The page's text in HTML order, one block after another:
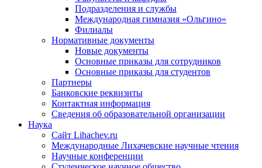
Подразделения и службы
Международная гимназия «Ольгино»
Филиалы
Нормативные документы
Новые документы
Основные приказы для сотрудников
Основные приказы для студентов
Партнеры
Банковские реквизиты
Контактная информация
Сведения об образовательной организации
Наука
Сайт Lihachev.ru
Международные Лихачевские научные чтения
Научные конференции